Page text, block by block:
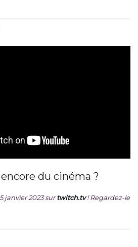
du cinéma ?
janvier 2023 surtwitch.tv ! Regardez-le